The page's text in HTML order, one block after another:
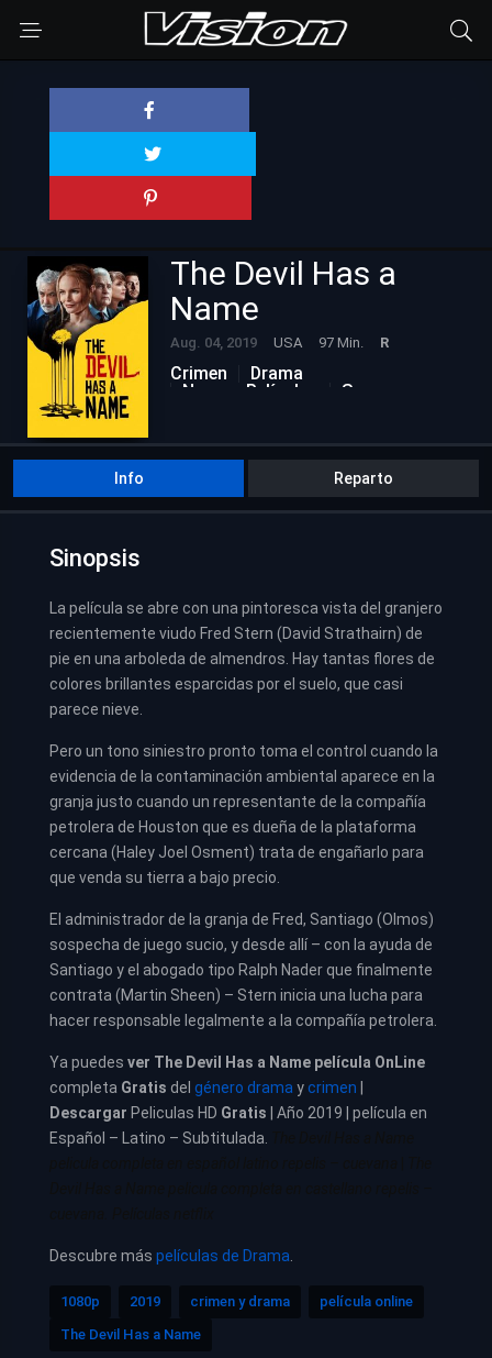
The Devil Has a
Name
Aug. 04, 2019 USA 97 Min. R
Crimen
Drama
Nuevas Películas
Suspenso
Info Reparto
Sinopsis
La película se abre con una pintoresca vista del granjero
recientemente viudo Fred Stern (David Strathairn) de
pie en una arboleda de almendros. Hay tantas flores de
colores brillantes esparcidas por el suelo, que casi
parece nieve.
Pero un tono siniestro pronto toma el control cuando la
evidencia de la contaminación ambiental aparece en la
granja justo cuando un representante de la compañía
petrolera de Houston que es dueña de la plataforma
cercana (Haley Joel Osment) trata de engañarlo para
que venda su tierra a bajo precio.
El administrador de la granja de Fred, Santiago (Olmos)
sospecha de juego sucio, y desde allí – con la ayuda de
Santiago y el abogado tipo Ralph Nader que finalmente
contrata (Martin Sheen) – Stern inicia una lucha para
hacer responsable legalmente a la compañía petrolera.
Ya puedes ver The Devil Has a Name película OnLine
completa Gratis del género drama ycrimen
Descargar Peliculas HD Gratis | Año 2019 | película en
Español – Latino – Subtitulada.
Descubre más películas de Drama
1080p 2019 crimen y drama
película online
The Devil Has a Name